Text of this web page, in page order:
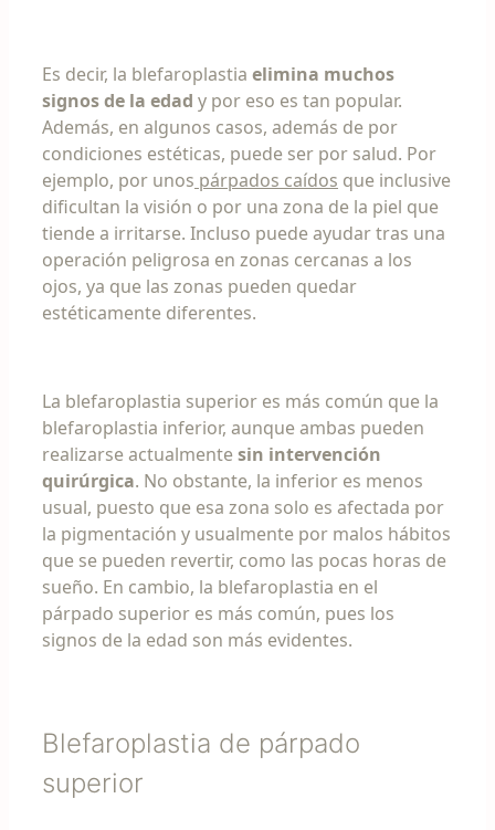
Es decir, la blefaroplastia elimina muchos
signos de la edad y por eso es tan popular.
Además, en algunos casos, además de por
condiciones estéticas, puede ser por salud. Por
ejemplo, por unos párpados caídos que inclusive
dificultan la visión o por una zona de la piel que
tiende a irritarse. Incluso puede ayudar tras una
operación peligrosa en zonas cercanas a los
ojos, ya que las zonas pueden quedar
estéticamente diferentes.
La blefaroplastia superior es más común que la
blefaroplastia inferior, aunque ambas pueden
realizarse actualmentesin intervención
quirúrgica. No obstante, la inferior es menos
usual, puesto que esa zona solo es afectada por
la pigmentación y usualmente por malos hábitos
que se pueden revertir, como las pocas horas de
sueño. En cambio, la blefaroplastia en el
párpado superior es más común, pues los
signos de la edad son más evidentes.
Blefaroplastia de párpado
superior